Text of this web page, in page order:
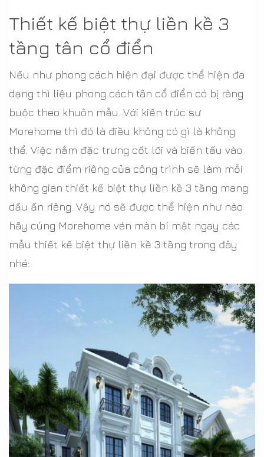
Thiết kế biệt thự liền kề 3
tầng tân cổ điển
Nếu như phong cách hiện đại được thể hiện đa
dạng thì liệu phong cách tân cổ điển có bị ràng
buộc theo khuôn mẫu. Với kiến trúc sư
Morehome thì đó là điều không có gì là không
thể. Việc nắm đặc trưng cốt lõi và biến tấu vào
từng đặc điểm riêng của công trình sẽ làm mỗi
không gian thiết kế biệt thự liền kề 3 tầng mang
dấu ấn riêng. Vậy nó sẽ được thể hiện như nào
hãy cùng Morehome vén màn bí mật ngay các
mẫu thiết kế biệt thự liền kề 3 tầng trong đây
nhé: